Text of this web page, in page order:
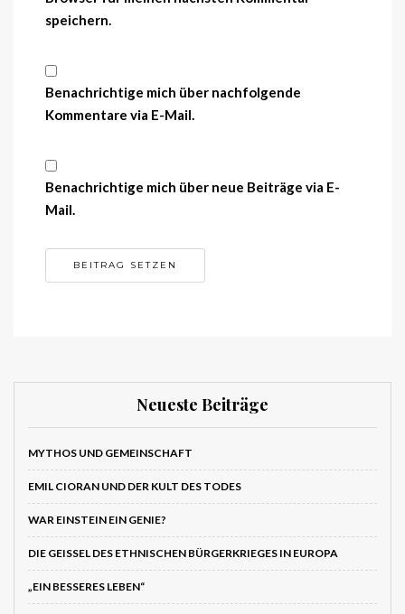
speichern.
Benachrichtige mich über nachfolgende
Kommentare via E-Mail.
Benachrichtige mich über neue Beiträge via E-
Mail.
Neueste Beiträge
MYTHOS UND GEMEINSCHAFT
EMIL CIORAN UND DER KULT DES TODES
WAR EINSTEIN EIN GENIE?
DIE GEISSEL DES ETHNISCHEN BÜRGERKRIEGES IN EUROPA
„EIN BESSERES LEBEN“